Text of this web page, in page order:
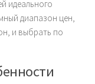
идеального
диапазон цен,
и выбрать по